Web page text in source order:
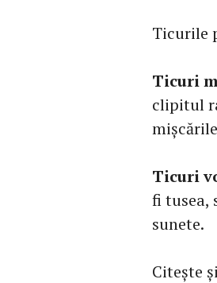
Ticurile
Ticuri
clipitul
Ticuri
fi tusea,
sunete.
Citește